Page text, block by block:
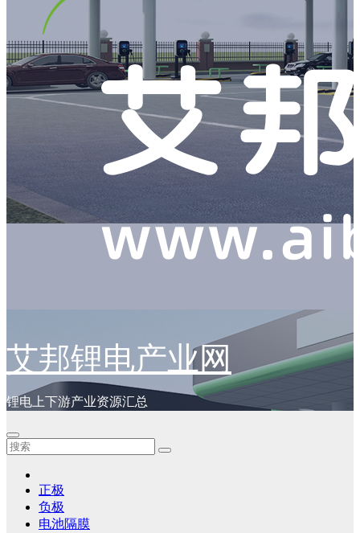
艾邦锂电产业网
锂电上下游产业资源汇总
正极
负极
电池隔膜